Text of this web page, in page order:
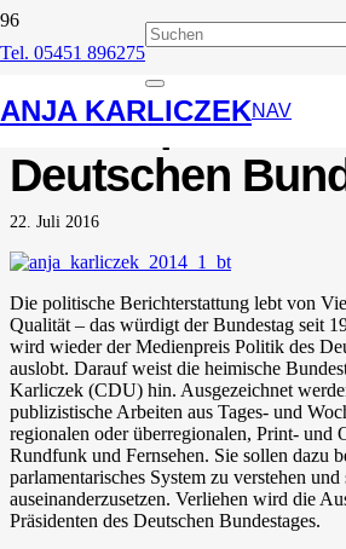
Tel. 05451 896275
ANJA KARLICZEKNAV
Ausschreibung
Medienpreis des
Deutschen
22. Juli 2016
Die politische Berichterstattung lebt von
Qualität – das würdigt der Bundestag seit
wird wieder der Medienpreis Politik des
auslobt. Darauf weist die heimische
Karliczek (CDU) hin. Ausgezeichnet
publizistische Arbeiten aus Tages- und
regionalen oder überregionalen, Print- und
Rundfunk und Fernsehen. Sie sollen dazu
parlamentarisches System zu verstehen
auseinanderzusetzen. Verliehen wird die
Präsidenten des Deutschen Bundestages.